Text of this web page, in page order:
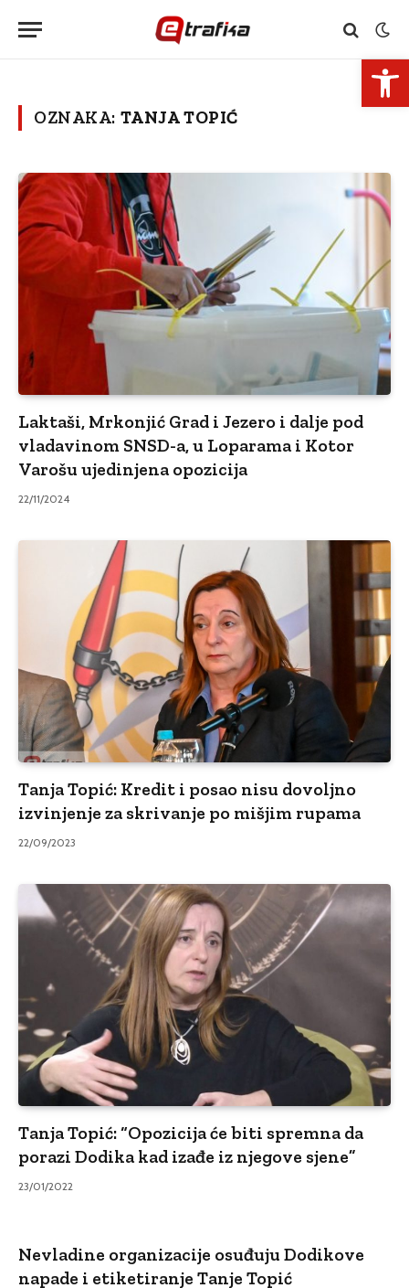
OZNAKA: TANJA TOPIĆ
Laktaši, Mrkonjić Grad i Jezero i dalje pod
vladavinom SNSD-a, u Loparama i Kotor
Varošu ujedinjena opozicija
22/11/2024
Tanja Topić: Kredit i posao nisu dovoljno
izvinjenje za skrivanje po mišjim rupama
22/09/2023
Tanja Topić: “Opozicija će biti spremna da
porazi Dodika kad izađe iz njegove sjene”
23/01/2022
Nevladine organizacije osuđuju Dodikove
napade i etiketiranje Tanje Topić